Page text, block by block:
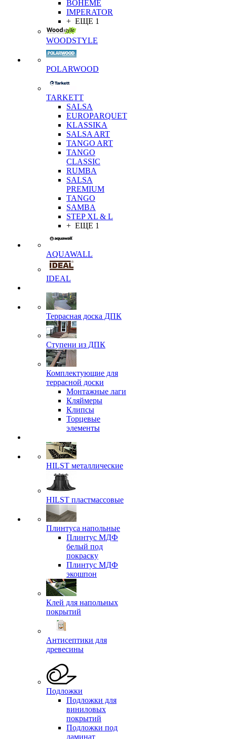
BOHEME
IMPERATOR
+ ЕЩЕ 1
WOODSTYLE
POLARWOOD
TARKETT
SALSA
EUROPARQUET
KLASSIKA
SALSA ART
TANGO ART
TANGO
CLASSIC
RUMBA
SALSA
PREMIUM
TANGO
SAMBA
STEP XL & L
+ ЕЩЕ 1
AQUAWALL
IDEAL
Террасная доска ДПК
Ступени из ДПК
Комплектующие для
террасной доски
Монтажные лаги
Кляймеры
Клипсы
Торцевые
элементы
HILST металлические
HILST пластмассовые
Плинтуса напольные
Плинтус МДФ
белый под
покраску
Плинтус МДФ
экошпон
Клей для напольных
покрытий
Антисептики для
древесины
Подложки
Подложки для
виниловых
покрытий
Подложки под
ламинат